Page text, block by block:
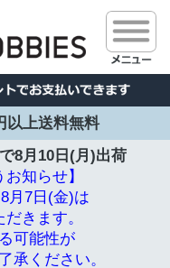
以上送料無料
8月10日(月)出荷
知らせ】
月7日(金)は
きます。
可能性が
承ください。